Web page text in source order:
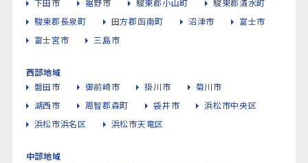
駿東郡長泉町
田方郡函南町 沼津市
富士市
富士宮市
三島市
西部地域
磐田市
御前崎市 掛川市
菊川市
湖西市
周智郡森町 袋井市
浜松市中央区
浜松市浜名区
浜松市天竜区
中部地域